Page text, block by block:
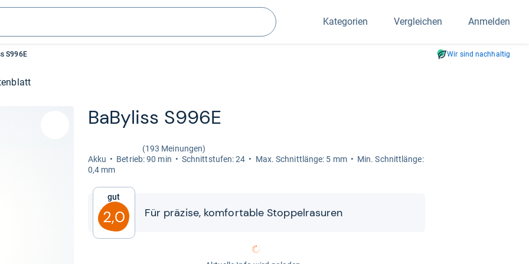
Suchen
Kategorien Vergleichen Anmelden
S996E Wir sind nachhaltig
BaBy­liss S996E
(193 Meinungen)
Akku
Betrieb: 90 min Schnitt­stu­fen: 24 Max. Schnitt­länge: 5 mm
Min. Schnitt­länge:
0,4 mm
Gut
2,0 Für prä­zise, kom­for­ta­ble Stop­pel­ra­su­ren